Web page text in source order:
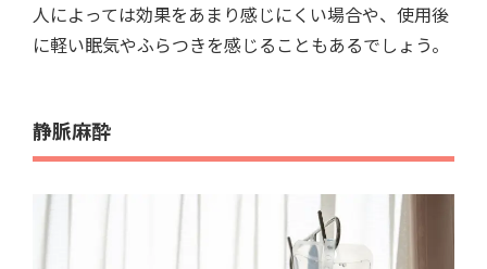
人によっては効果をあまり感じにくい場合や、使用後
に軽い眠気やふらつきを感じることもあるでしょう。
静脈麻酔